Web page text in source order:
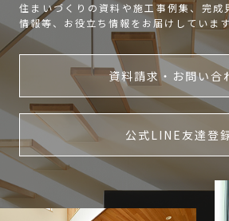
住まいづくりの資料や施工事例集、完成
情報等、お役立ち情報をお届けしています
資料請求・お問い合
公式LINE友達登